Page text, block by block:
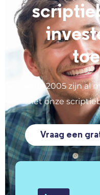
Sinds 2005 zijn al
met onze
Vraag een